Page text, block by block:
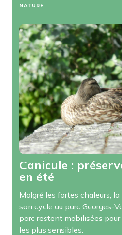
NATURE
Canicule :
en été
Malgré les fortes chaleurs,
son cycle au parc Georges-
parc restent mobilisées
les plus sensibles.